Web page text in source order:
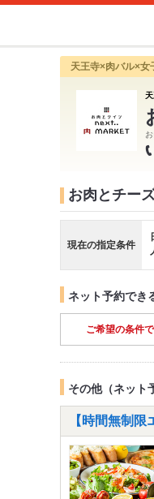
天王寺×肉バル×女
お肉とチー
現在の指定条件
ネット予約でき
ご希望の条件
その他（ネット
【時間無制